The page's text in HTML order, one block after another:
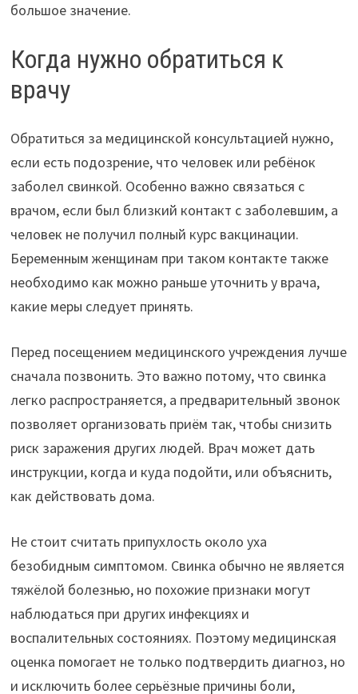
большое значение.
Когда нужно обратиться к
врачу
Обратиться за медицинской консультацией нужно,
если есть подозрение, что человек или ребёнок
заболел свинкой. Особенно важно связаться с
врачом, если был близкий контакт с заболевшим, а
человек не получил полный курс вакцинации.
Беременным женщинам при таком контакте также
необходимо как можно раньше уточнить у врача,
какие меры следует принять.
Перед посещением медицинского учреждения лучше
сначала позвонить. Это важно потому, что свинка
легко распространяется, а предварительный звонок
позволяет организовать приём так, чтобы снизить
риск заражения других людей. Врач может дать
инструкции, когда и куда подойти, или объяснить,
как действовать дома.
Не стоит считать припухлость около уха
безобидным симптомом. Свинка обычно не является
тяжёлой болезнью, но похожие признаки могут
наблюдаться при других инфекциях и
воспалительных состояниях. Поэтому медицинская
оценка помогает не только подтвердить диагноз, но
и исключить более серьёзные причины боли,